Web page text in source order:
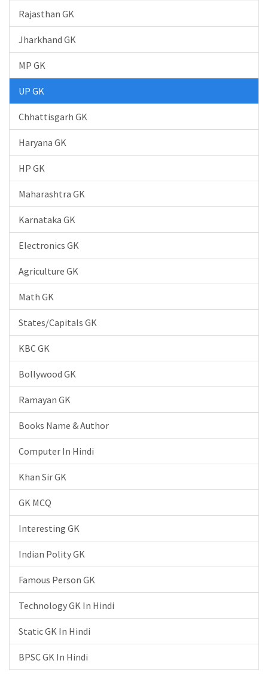
Rajasthan GK
Jharkhand GK
MP GK
UP GK
Chhattisgarh GK
Haryana GK
HP GK
Maharashtra GK
Karnataka GK
Electronics GK
Agriculture GK
Math GK
States/Capitals GK
KBC GK
Bollywood GK
Ramayan GK
Books Name & Author
Computer In Hindi
Khan Sir GK
GK MCQ
Interesting GK
Indian Polity GK
Famous Person GK
Technology GK In Hindi
Static GK In Hindi
BPSC GK In Hindi